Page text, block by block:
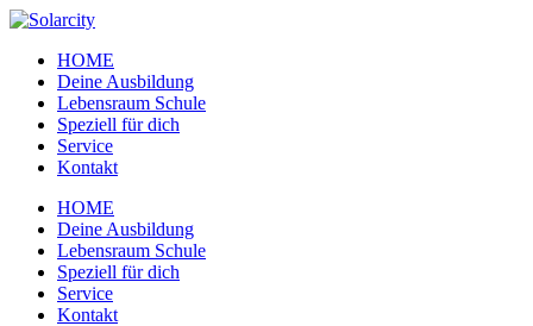
Zum
wechselnHOME
Deine Ausbildung
Lebensraum Schule
Speziell für dich
Service
Kontakt
Menü
HOME
Deine Ausbildung
Lebensraum Schule
Speziell für dich
Service
Kontakt